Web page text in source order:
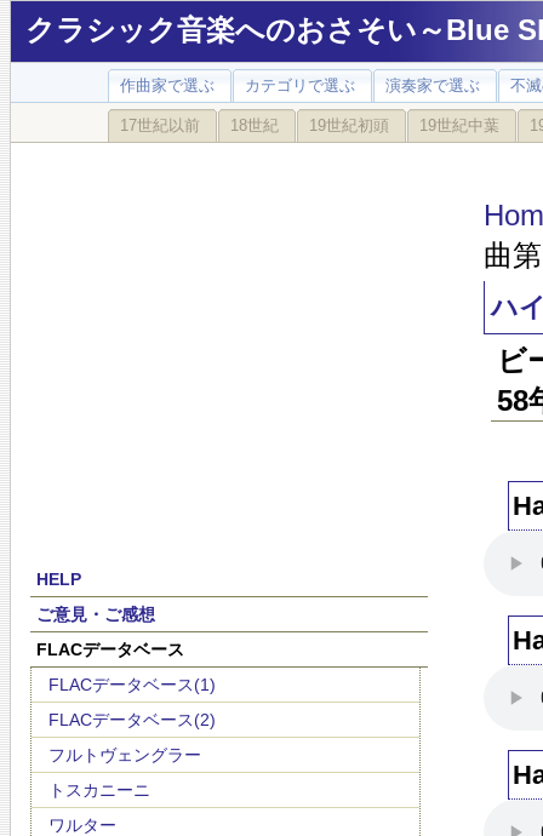
クラシック音楽へのおさそい～Blue
作曲家で選ぶ カテゴリで選ぶ 演奏家で選ぶ 不
17世紀以前 18世紀 19世紀初頭 19世紀中葉
HELP
ご意見・ご感想
FLACデータベース
FLACデータベース(1)
FLACデータベース(2)
フルトヴェングラー
トスカニーニ
ワルター
曲
ハ
ビ
58